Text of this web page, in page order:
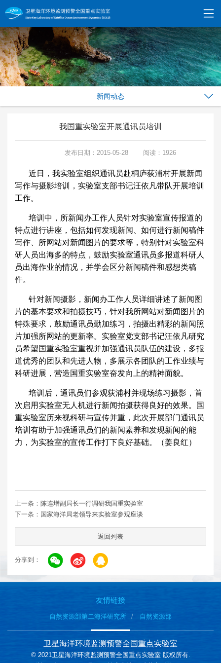
新闻动态
我国重实验室开展通讯员培训
发布日期：2015-05-28 阅读：1926
近日，我实验室组织通讯员赴桐庐荻浦村开展新闻
写作与摄影培训，实验室支部书记汪依凡带队开展培训
工作。
培训中，所新闻办工作人员针对实验室宣传报道的
特点进行讲座，包括如何发现新闻、如何进行新闻稿件
写作、所网站对新闻图片的要求等，特别针对实验室科
研人员出海多的特点，鼓励实验室通讯员多报道科研人
员出海作业的情况，并学会区分新闻稿件和感想类稿
件。
针对新闻摄影，新闻办工作人员详细讲述了新闻图
片的基本要求和拍摄技巧，针对我所网站对新闻图片的
特殊要求，鼓励通讯员勤加练习，拍摄出精彩的新闻照
片加强所网站的更新率。实验室党支部书记汪依凡研究
员希望国重实验室重视并加强通讯员队伍的建设，多报
道优秀的团队和先进人物，多展示各团队的工作业绩与
科研进展，营造国重实验室奋发向上的精神面貌。
培训后，通讯员们参观荻浦村并现场练习摄影，首
次启用实验室无人机进行新闻拍摄获得良好的效果。国
重实验室历来视科研与宣传并重，此次开展部门通讯员
培训有助于加强通讯员们的新闻素养和发现新闻的能
力，为实验室的宣传工作打下良好基础。（姜良红）
上一条： 陈连增副局长一行调研我国重实验室
下一条： 国家海洋局老领导来实验室参观座谈
返回列表
分享到：
友情链接
自然资源部第二海洋研究所 自然资源部
卫星海洋环境监测预警全国重点实验室
© 2021卫星海洋环境监测预警全国重点实验室 版权所有.